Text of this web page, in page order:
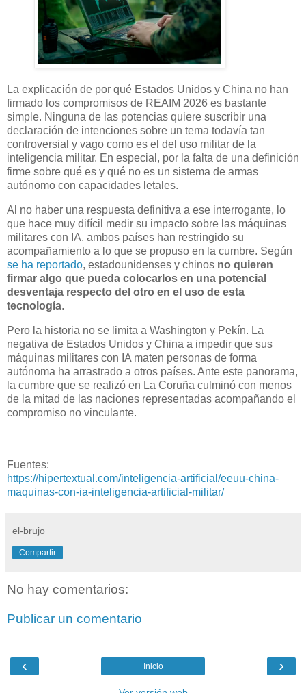
La explicación de por qué Estados Unidos y China no han
firmado los compromisos de REAIM 2026 es bastante
simple. Ninguna de las potencias quiere suscribir una
declaración de intenciones sobre un tema todavía tan
controversial y vago como es el del uso militar de la
inteligencia militar. En especial, por la falta de una definición
firme sobre qué es y qué no es un sistema de armas
autónomo con capacidades letales.
Al no haber una respuesta definitiva a ese interrogante, lo
que hace muy difícil medir su impacto sobre las máquinas
militares con IA, ambos países han restringido su
acompañamiento a lo que se propuso en la cumbre. Según
se ha reportado, estadounidenses y chinos no quieren
firmar algo que pueda colocarlos en una potencial
desventaja respecto del otro en el uso de esta
tecnología.
Pero la historia no se limita a Washington y Pekín. La
negativa de Estados Unidos y China a impedir que sus
máquinas militares con IA maten personas de forma
autónoma ha arrastrado a otros países. Ante este panorama,
la cumbre que se realizó en La Coruña culminó con menos
de la mitad de las naciones representadas acompañando el
compromiso no vinculante.
Fuentes:
https://hipertextual.com/inteligencia-artificial/eeuu-china-
maquinas-con-ia-inteligencia-artificial-militar/
el-brujo
Compartir
No hay comentarios:
Publicar un comentario
‹ ›
Inicio